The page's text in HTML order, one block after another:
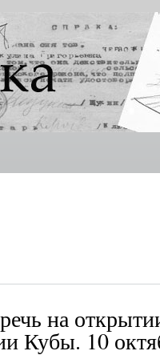
на
Кубы. 10